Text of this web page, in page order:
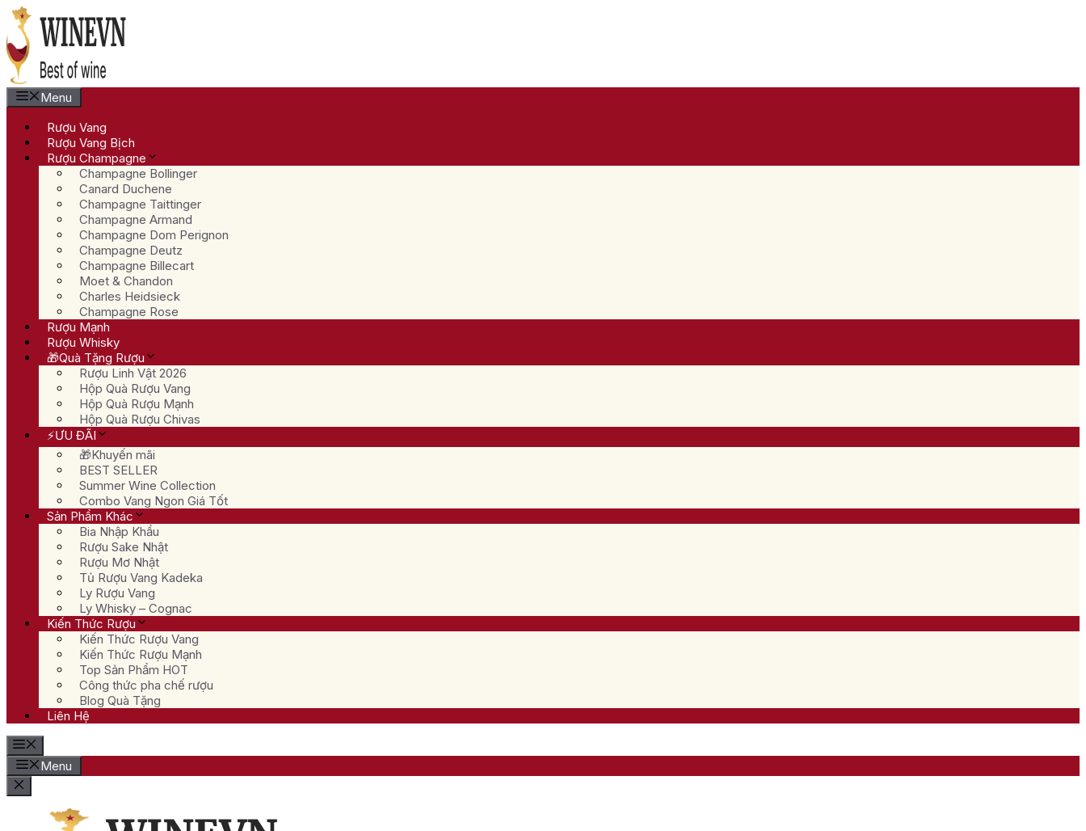
Chuyển
đến
nội
dung
Menu
Rượu Vang
Rượu Vang Bịch
Rượu Champagne
Champagne Bollinger
Canard Duchene
Champagne Taittinger
Champagne Armand
Champagne Dom Perignon
Champagne Deutz
Champagne Billecart
Moet & Chandon
Charles Heidsieck
Champagne Rose
Rượu Mạnh
Rượu Whisky
🎁Quà Tặng Rượu
Rượu Linh Vật 2026
Hộp Quà Rượu Vang
Hộp Quà Rượu Mạnh
Hộp Quà Rượu Chivas
⚡ƯU ĐÃI
🎁Khuyến mãi
BEST SELLER
Summer Wine Collection
Combo Vang Ngon Giá Tốt
Sản Phẩm Khác
Bia Nhập Khẩu
Rượu Sake Nhật
Rượu Mơ Nhật
Tủ Rượu Vang Kadeka
Ly Rượu Vang
Ly Whisky – Cognac
Kiến Thức Rượu
Kiến Thức Rượu Vang
Kiến Thức Rượu Mạnh
Top Sản Phẩm HOT
Công thức pha chế rượu
Blog Quà Tặng
Liên Hệ
Menu